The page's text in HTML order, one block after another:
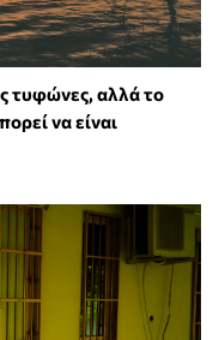
τυφώνες, αλλά το
να είναι